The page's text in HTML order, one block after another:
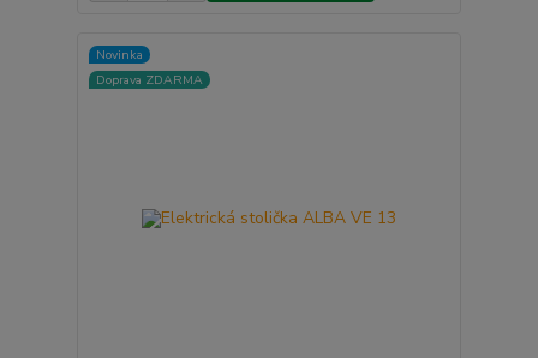
Novinka
Doprava ZDARMA